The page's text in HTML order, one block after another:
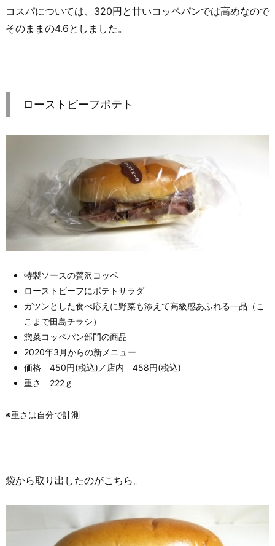
コスパについては、320円と甘いコッペパンでは高めなので
そのままの4.6としました。
ローストビーフポテト
特製ソースの贅沢コッペ
ローストビーフにポテトサラダ
ガツンとした食べ応えに野菜も添えて高級感あふれる一品（こ
こまで田島チラシ）
惣菜コッペパン部門の商品
2020年3月からの新メニュー
価格 450円(税込)／店内 458円(税込)
重さ 222ｇ
※重さは自分で計測
袋から取り出したのがこちら。